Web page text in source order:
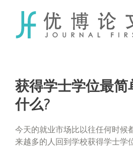
content
获得学士学位最简
什么?
今天的就业市场比以往任何时候
来越多的人回到学校获得学士学